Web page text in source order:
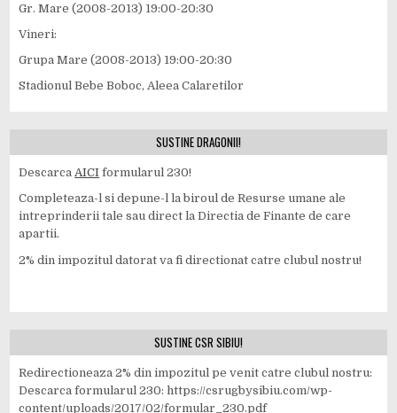
Gr. Mare (2008-2013) 19:00-20:30
Vineri:
Grupa Mare (2008-2013) 19:00-20:30
Stadionul Bebe Boboc, Aleea Calaretilor
SUSTINE DRAGONII!
DescarcaAICI formularul 230!
Completeaza-l si depune-l la biroul de Resurse umane ale
intreprinderii tale sau direct la Directia de Finante de care
apartii.
2% din impozitul datorat va fi directionat catre clubul nostru!
SUSTINE CSR SIBIU!
Redirectioneaza 2% din impozitul pe venit catre clubul nostru:
Descarca formularul 230: https://csrugbysibiu.com/wp-
content/uploads/2017/02/formular_230.pdf